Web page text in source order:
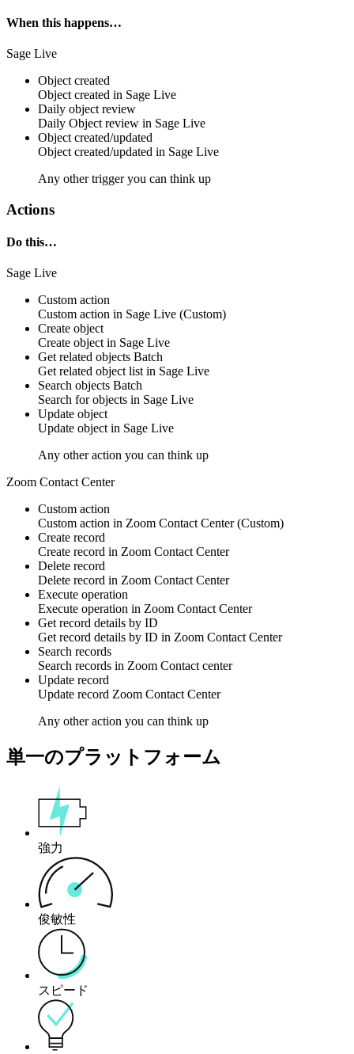
When this happens…
Sage Live
Object created
Object created in Sage Live
Daily object review
Daily Object review in Sage Live
Object created/updated
Object created/updated in Sage Live
Any other trigger you can think up
Actions
Do this…
Sage Live
Custom action
Custom action in Sage Live (Custom)
Create object
Create object in Sage Live
Get related objects Batch
Get related object list in Sage Live
Search objects Batch
Search forobjects in Sage Live
Update object
Update object in Sage Live
Any other action you can think up
Zoom Contact Center
Custom action
Custom action in Zoom Contact Center(Custom)
Create record
Create record in Zoom Contact Center
Delete record
Delete record in Zoom Contact Center
Execute operation
Execute operation in Zoom Contact Center
Get record details by ID
Get record details by ID in Zoom Contact Center
Search records
Search records in Zoom Contact center
Update record
Update record Zoom Contact Center
Any other action you can think up
単一のプラットフォーム
強力
俊敏性
スピード